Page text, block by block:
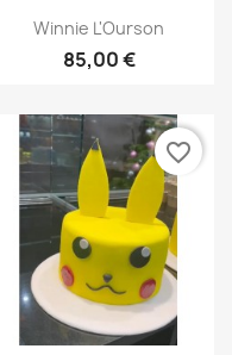
Aperçu rapide
Winnie L'Ourson
85,00 €
favorite_border